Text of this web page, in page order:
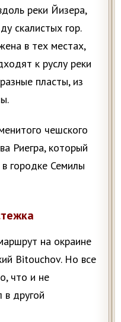
реки Йизера,
скалистых гор.
в тех местах,
к руслу реки
пласты, из
чешского
Риегра, который
городке Семилы
на окраине
Bitouchov. Но все
что и не
другой